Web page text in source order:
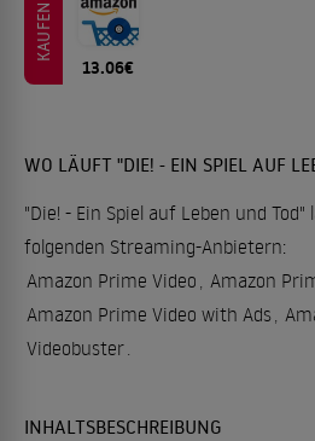
KAUFEN
13.06€
WO LÄUFT "DIE! - EIN SPIEL AUF
"Die! - Ein Spiel auf Leben und
folgenden Streaming-Anbietern:
Amazon Prime Video , Amazon
Amazon Prime Video with Ads,
Videobuster.
INHALTSBESCHREIBUNG